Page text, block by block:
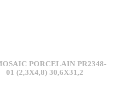
PORCELAIN PR2348-
01 (2,3X4,8) 30,6X31,2